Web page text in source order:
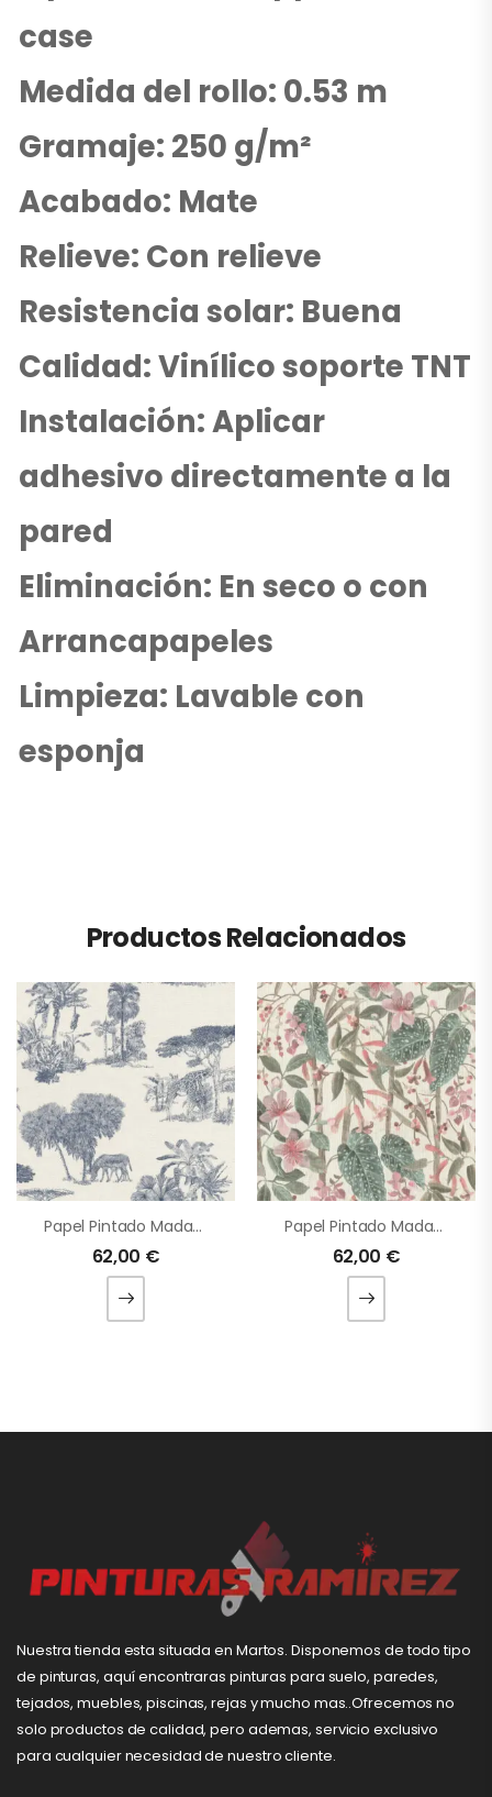
case
Medida del rollo: 0.53 m
Gramaje: 250 g/m²
Acabado: Mate
Relieve: Con relieve
Resistencia solar: Buena
Calidad: Vinílico soporte TNT
Instalación: Aplicar
adhesivo directamente a la
pared
Eliminación: En seco o con
Arrancapapeles
Limpieza: Lavable con
esponja
Productos Relacionados
Papel Pintado Madagascar
62,00 €
Papel Pintado Madagascar
62,00 €
Nuestra tienda esta situada en Martos. Disponemos de todo tipo
de pinturas, aquí encontraras pinturas para suelo, paredes,
tejados, muebles, piscinas, rejas y mucho mas..Ofrecemos no
solo productos de calidad, pero ademas, servicio exclusivo
para cualquier necesidad de nuestro cliente.